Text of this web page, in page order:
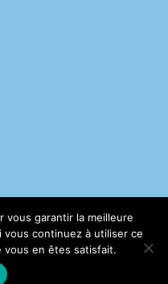
Sports
vous garantir la meilleure
continuez à utiliser ce
vous en êtes satisfait.